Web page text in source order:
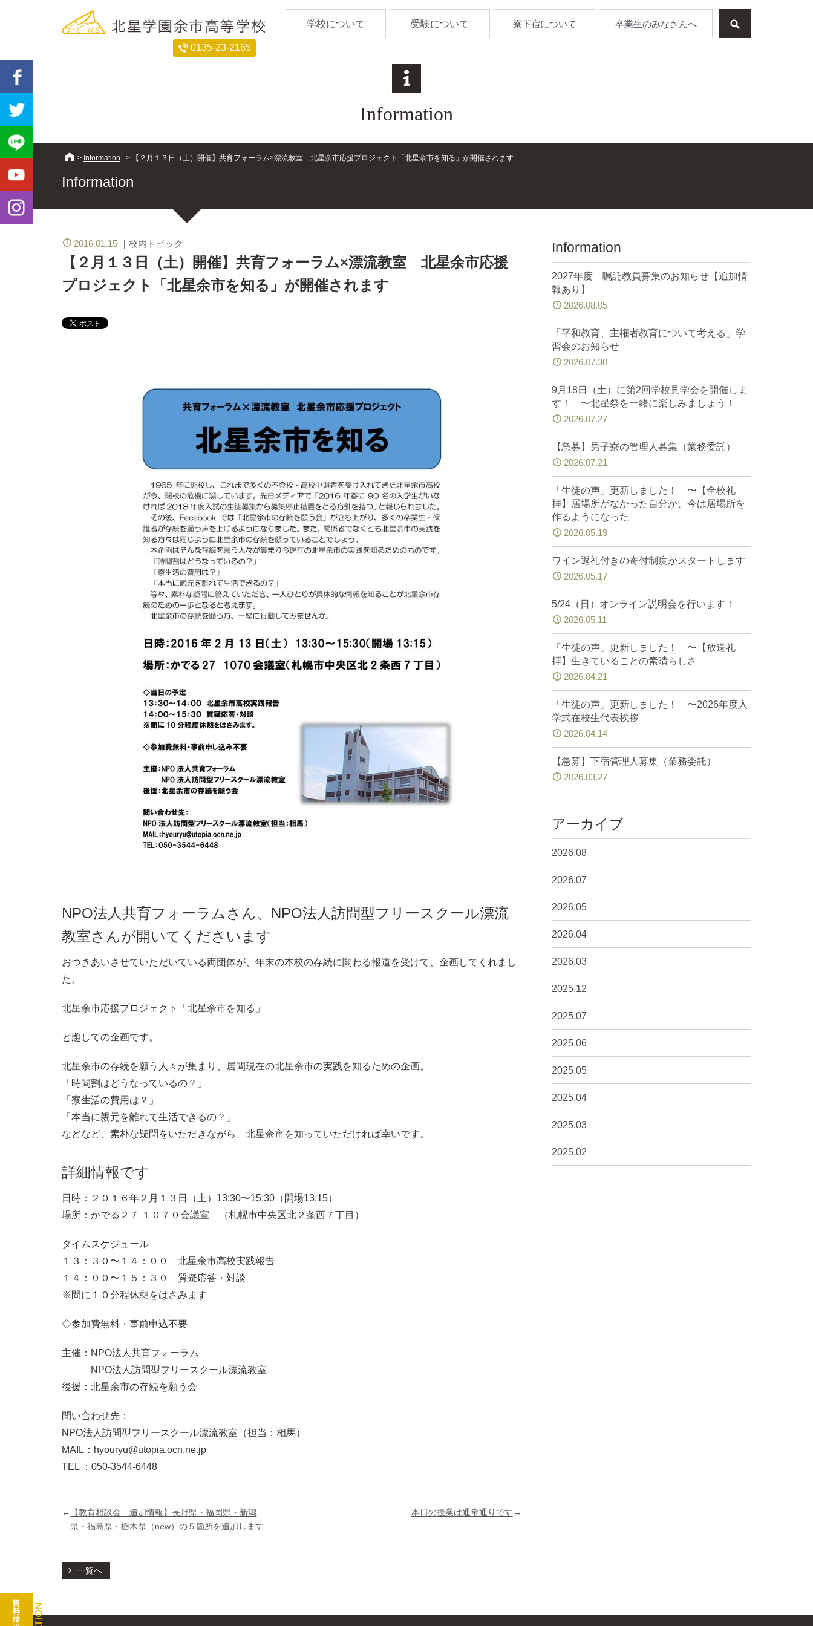
0135-23-2165
学校について 受験について 寮下宿について 卒業生のみなさんへ
Information
> Information > 【２月１３日（土）開催】共育フォーラム×漂流教室 北星余市応援プロジェクト「北星余市を知る」が開催されます
Information
2016.01.15 校内トピック
【２月１３日（土）開催】共育フォーラム×漂流教室 北星余市応援
プロジェクト「北星余市を知る」が開催されます
NPO法人共育フォーラムさん、NPO法人訪問型フリースクール漂流
教室さんが開いてくださいます
おつきあいさせていただいている両団体が、年末の本校の存続に関わる報道を受けて、企画してくれまし
た。
北星余市応援プロジェクト「北星余市を知る」
と題しての企画です。
北星余市の存続を願う人々が集まり、居間現在の北星余市の実践を知るための企画。
「時間割はどうなっているの？」
「寮生活の費用は？」
「本当に親元を離れて生活できるの？」
などなど、素朴な疑問をいただきながら、北星余市を知っていただければ幸いです。
詳細情報です
日時：２０１６年２月１３日（土）13:30〜15:30（開場13:15）
場所：かでる２７ １０７０会議室 （札幌市中央区北２条西７丁目）
タイムスケジュール
１３：３０〜１４：００ 北星余市高校実践報告
１４：００〜１５：３０ 質疑応答・対談
※間に１０分程休憩をはさみます
◇参加費無料・事前申込不要
主催：NPO法人共育フォーラム
NPO法人訪問型フリースクール漂流教室
後援：北星余市の存続を願う会
問い合わせ先：
NPO法人訪問型フリースクール漂流教室（担当：相馬）
MAIL：hyouryu@utopia.ocn.ne.jp
TEL ：050-3544-6448
←
【教育相談会 追加情報】長野県・福岡県・新潟
県・福島県・栃木県（new）の５箇所を追加します
本日の授業は通常通りです→
一覧へ
Information
2027年度 嘱託教員募集のお知らせ【追加情
報あり】
2026.08.05
「平和教育、主権者教育について考える」学
習会のお知らせ
2026.07.30
9月18日（土）に第2回学校見学会を開催しま
す！ 〜北星祭を一緒に楽しみましょう！
2026.07.27
【急募】男子寮の管理人募集（業務委託）
2026.07.21
「生徒の声」更新しました！ 〜【全校礼
拝】居場所がなかった自分が、今は居場所を
作るようになった
2026.05.19
ワイン返礼付きの寄付制度がスタートします
2026.05.17
5/24（日）オンライン説明会を行います！
2026.05.11
「生徒の声」更新しました！ 〜【放送礼
拝】生きていることの素晴らしさ
2026.04.21
「生徒の声」更新しました！ 〜2026年度入
学式在校生代表挨拶
2026.04.14
【急募】下宿管理人募集（業務委託）
2026.03.27
アーカイブ
2026.08
2026.07
2026.05
2026.04
2026.03
2025.12
2025.07
2025.06
2025.05
2025.04
2025.03
2025.02